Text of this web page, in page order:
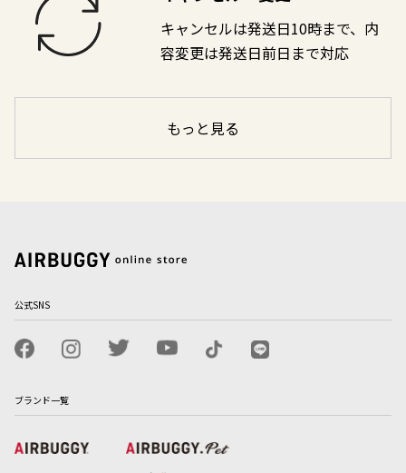
キャンセルは発送日10時まで、内
容変更は発送日前日まで対応
もっと見る
公式SNS
ブランド一覧